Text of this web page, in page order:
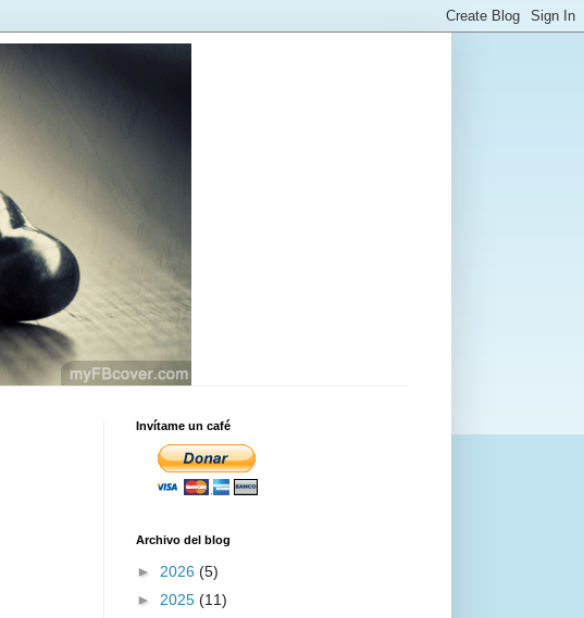
Invítame un café
Archivo del blog
► 2026 (5)
► 2025 (11)